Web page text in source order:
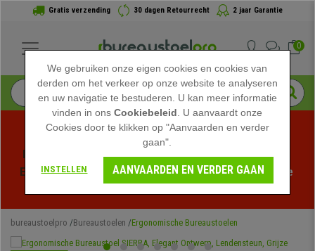
Gratis verzending 30 dagen Retourrecht 2 jaar Garantie
0
Profiteer van de Zomeruitverkoop bij bureaustoelpro!
Exclusieve kortingen voor een beperkte tijd - Bekijk de
bureaustoelpro Bureaustoelen Ergonomische Bureaustoelen
We gebruiken onze eigen cookies en cookies van
derden om het verkeer op onze website te analyseren
en uw navigatie te bestuderen. U kan meer informatie
vinden in onsCookiebeleid . U aanvaardt onze
Cookies door te klikken op "Aanvaarden en verder
gaan".
INSTELLEN AANVAARDEN EN VERDER GAAN